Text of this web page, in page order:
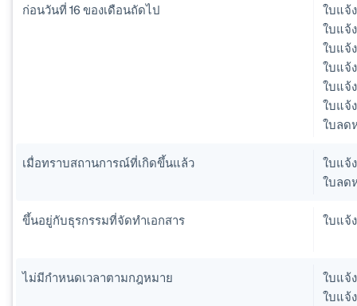
ก่อนวันที่ 16 ของเดือนถัดไป
ใบแจ้
ใบแจ้
ใบแจ้
ใบแจ้
ใบแจ้
ใบแจ้
ใบลด
เมื่อทราบสถานการณ์ที่เกิดขึ้นแล้ว
ใบแจ้
ใบลด
ขึ้นอยู่กับธุรกรรมที่จัดทำเอกสาร ใบแจ้
ไม่มีกำหนดเวลาตามกฎหมาย
ใบแจ้
ใบแจ้